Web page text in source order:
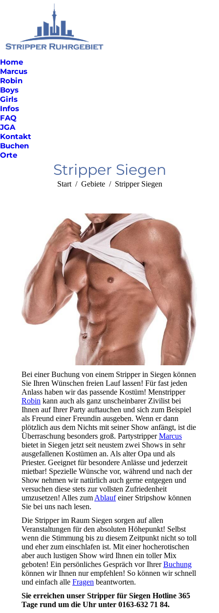
Home
Marcus
Robin
Boys
Girls
Infos
FAQ
JGA
Kontakt
Buchen
Orte
Stripper Siegen
Sie befinden sich hier:
Start Gebiete Stripper Siegen
Bei einer Buchung von einem Stripper in Siegen können
Sie Ihren Wünschen freien Lauf lassen! Für fast jeden
Anlass haben wir das passende Kostüm! Menstripper
Robin kann auch als ganz unscheinbarer Zivilist bei
Ihnen auf Ihrer Party auftauchen und sich zum Beispiel
als Freund einer Freundin ausgeben. Wenn er dann
plötzlich aus dem Nichts mit seiner Show anfängt, ist die
Überraschung besonders groß. PartystripperMarcus
bietet in Siegen jetzt seit neustem zwei Shows in sehr
ausgefallenen Kostümen an. Als alter Opa und als
Priester. Geeignet für besondere Anlässe und jederzeit
mietbar! Spezielle Wünsche vor, während und nach der
Show nehmen wir natürlich auch gerne entgegen und
versuchen diese stets zur vollsten Zufriedenheit
umzusetzen! Alles zum Ablaufeiner Stripshow können
Sie bei uns nach lesen.
Die Stripper im Raum Siegen sorgen auf allen
Veranstaltungen für den absoluten Höhepunkt! Selbst
wenn die Stimmung bis zu diesem Zeitpunkt nicht so toll
und eher zum einschlafen ist. Mit einer hocherotischen
aber auch lustigen Show wird Ihnen ein toller Mix
geboten! Ein persönliches Gespräch vor IhrerBuchung
können wir Ihnen nur empfehlen! So können wir schnell
und einfach alle Fragen beantworten.
Sie erreichen unser Stripper für Siegen Hotline 365
Tage rund um die Uhr unter 0163-632 71 84.